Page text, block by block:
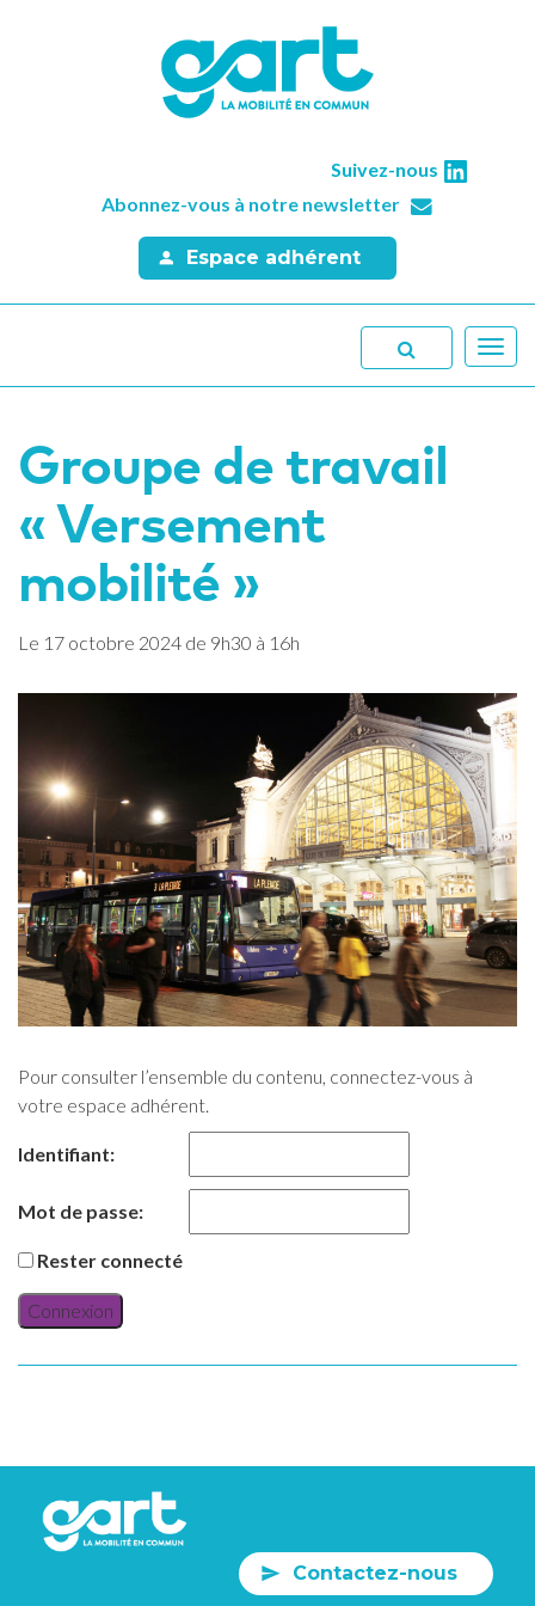
Suivez-nous
Abonnez-vous à notre newsletter
Espace adhérent
Groupe de travail
« Versement
mobilité »
Le 17 octobre 2024 de 9h30 à 16h
Pour consulter l’ensemble du contenu, connectez-vous à
votre espace adhérent.
Identifiant:
Mot de passe:
Rester connecté
Connexion
Contactez-nous